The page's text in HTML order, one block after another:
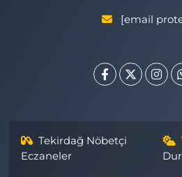
[email
Tekirdağ Nöbetçi
Eczaneler